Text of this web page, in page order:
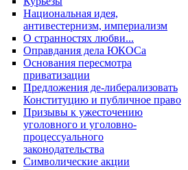
Национальная идея,
антивестернизм, империализм
О странностях любви...
Оправдания дела ЮКОСа
Основания пересмотра
приватизации
Предложения де-либерализовать
Конституцию и публичное право
Призывы к ужесточению
уголовного и уголовно-
процессуального
законодательства
Символические акции